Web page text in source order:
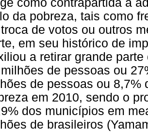
como contrapartida a
da pobreza, tais como
de votos ou outros
em seu histórico de
a retirar grande
de pessoas ou
de pessoas ou 8,7%
em 2010, sendo o
dos municípios em
de brasileiros